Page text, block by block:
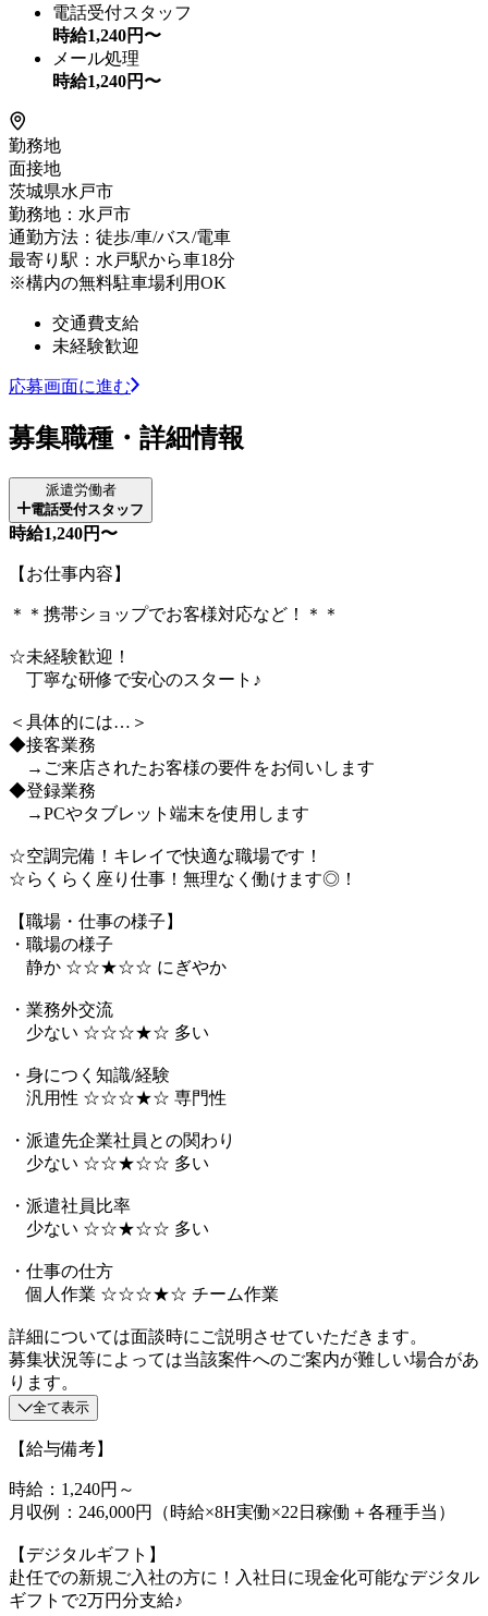
電話受付スタッフ
時給1,240円〜
メール処理
時給1,240円〜
勤務地
面接地
茨城県水戸市
勤務地：水戸市
通勤方法：徒歩/車/バス/電車
最寄り駅：水戸駅から車18分
※構内の無料駐車場利用OK
交通費支給
未経験歓迎
応募画面に進む
募集職種・詳細情報
派遣労働者
電話受付スタッフ
時給1,240円〜
【お仕事内容】
＊＊携帯ショップでお客様対応など！＊＊
☆未経験歓迎！
丁寧な研修で安心のスタート♪
＜具体的には…＞
◆接客業務
→ご来店されたお客様の要件をお伺いします
◆登録業務
→PCやタブレット端末を使用します
☆空調完備！キレイで快適な職場です！
☆らくらく座り仕事！無理なく働けます◎！
【職場・仕事の様子】
・職場の様子
静か ☆☆★☆☆ にぎやか
・業務外交流
少ない ☆☆☆★☆ 多い
・身につく知識/経験
汎用性 ☆☆☆★☆ 専門性
・派遣先企業社員との関わり
少ない ☆☆★☆☆ 多い
・派遣社員比率
少ない ☆☆★☆☆ 多い
・仕事の仕方
個人作業 ☆☆☆★☆ チーム作業
詳細については面談時にご説明させていただきます。
募集状況等によっては当該案件へのご案内が難しい場合があ
ります。
全て表示
【給与備考】
時給：1,240円～
月収例：246,000円（時給×8H実働×22日稼働＋各種手当）
【デジタルギフト】
赴任での新規ご入社の方に！入社日に現金化可能なデジタル
ギフトで2万円分支給♪